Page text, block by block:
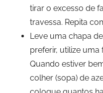
tirar o excesso de
travessa. Repita
Leve uma chapa
preferir, utilize uma
Quando estiver
colher (sopa) de